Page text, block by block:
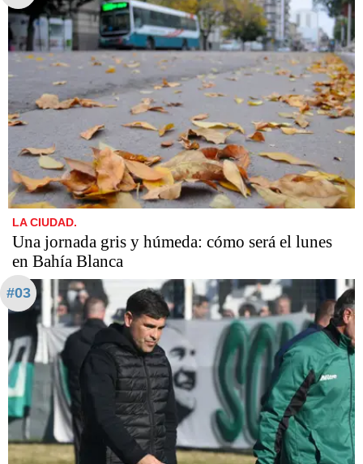
LA CIUDAD.
Una jornada gris y húmeda: cómo será el lunes
en Bahía Blanca
#03